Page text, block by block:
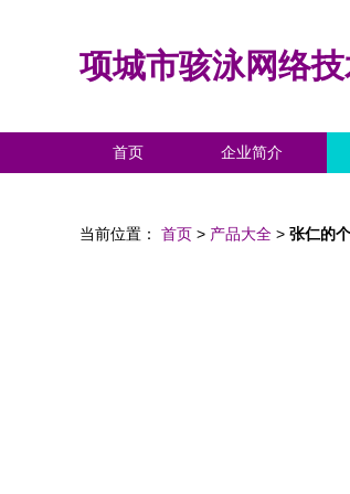
项城市骇泳网络技
首页 企业简介
当前位置： 首页 > 产品大全 > 张仁的